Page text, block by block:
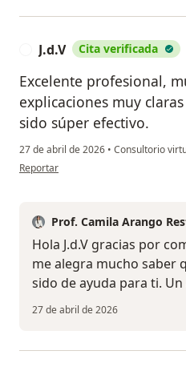
J.d.V Cita verificada
Excelente profesional,
explicaciones muy
sido súper efectivo.
27 de abril de 2026 • Consultorio
en opinión del usuario J.d.V
Reportar
Prof. Camila Arango
Hola J.d.V gracias por
me alegra mucho saber
sido de ayuda para ti.
27 de abril de 2026